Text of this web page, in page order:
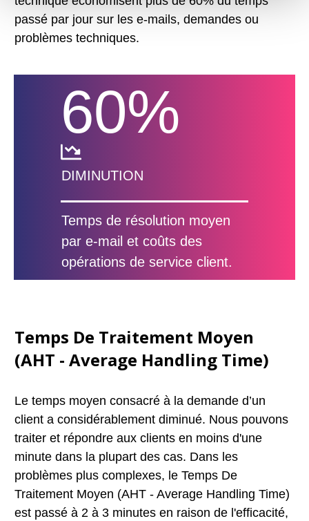
passé par jour sur les e-mails, demandes ou
problèmes techniques.
60%
DIMINUTION
Temps de résolution moyen
par e-mail et coûts des
opérations de service client.
Temps De Traitement Moyen
(AHT - Average Handling Time)
Le temps moyen consacré à la demande d’un
client a considérablement diminué. Nous pouvons
traiter et répondre aux clients en moins d'une
minute dans la plupart des cas. Dans les
problèmes plus complexes, le Temps De
Traitement Moyen (AHT - Average Handling Time)
est passé à 2 à 3 minutes en raison de l'efficacité,